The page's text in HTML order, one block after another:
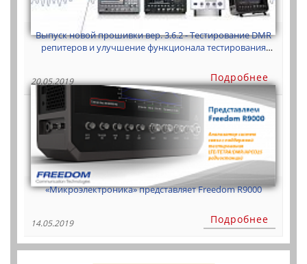
Выпуск новой прошивки вер. 3.6.2 - Тестирование DMR
репитеров и улучшение функционала тестирования
20.05.2019 Подробнее
«Микроэлектроника» представляет Freedom R9000
14.05.2019 Подробнее